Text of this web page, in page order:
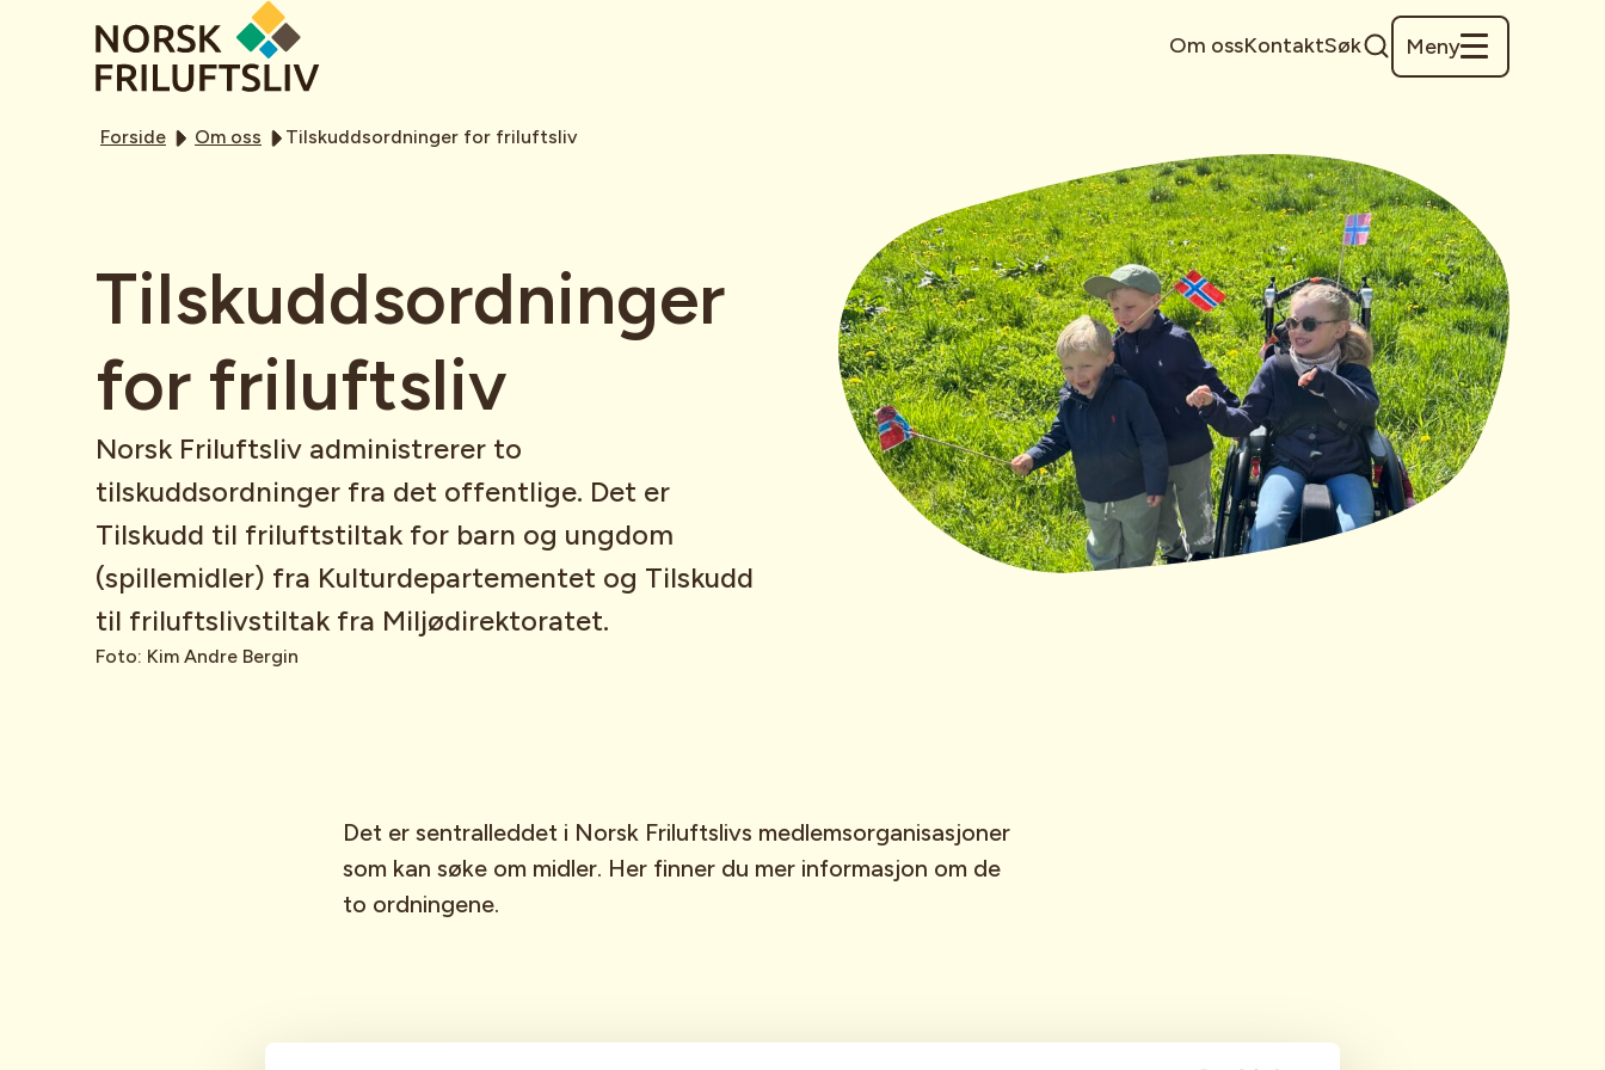
Om ossKontaktSøk Meny
Forside Om oss Tilskuddsordninger for friluftsliv
Tilskuddsordninger
for friluftsliv
Norsk Friluftsliv administrerer to
tilskuddsordninger fra det offentlige. Det er
Tilskudd til friluftstiltak for barn og ungdom
(spillemidler) fra Kulturdepartementet og Tilskudd
til friluftslivstiltak fra Miljødirektoratet.
Foto: Kim Andre Bergin
Det er sentralleddet i Norsk Friluftslivs medlemsorganisasjoner
som kan søke om midler. Her finner du mer informasjon om de
to ordningene.